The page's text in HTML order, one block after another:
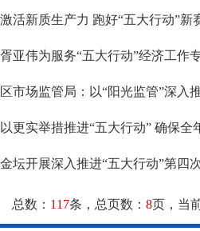
激活新质生产力 跑好“五大行动”新
胥亚伟为服务“五大行动”经济工作
区市场监管局：以“阳光监管”深入
以更实举措推进“五大行动” 确保
金坛开展深入推进“五大行动”第四
总数： 117条，总页数： 8页，当